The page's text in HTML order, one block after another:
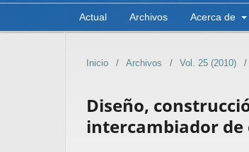
Actual Archivos Acerca de
Inicio / Archivos / Vol. 25 (2010) /
Diseño,
intercambiador de